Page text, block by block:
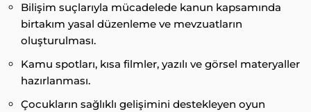
Bilişim suçlarıyla mücadelede kanun kapsamında
birtakım yasal düzenleme ve mevzuatların
oluşturulması.
Kamu spotları, kısa filmler, yazılı ve görsel materyaller
hazırlanması.
Çocukların sağlıklı gelişimini destekleyen oyun